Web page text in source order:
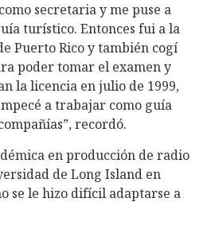
secretaria y me puse a
turístico. Entonces fui a la
Puerto Rico y también cogí
poder tomar el examen y
la licencia en julio de 1999,
a trabajar como guía
recordó.
en producción de radio
de Long Island en
se le hizo difícil adaptarse a